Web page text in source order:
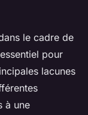
le cadre de
pour
lacunes
à une